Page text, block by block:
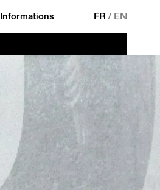
Informations FR/ EN